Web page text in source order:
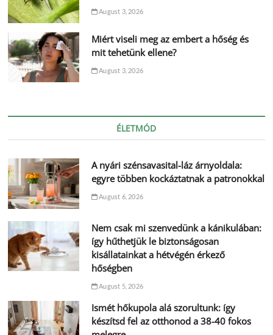
August 3, 2026
Miért viseli meg az embert a hőség és
mit tehetünk ellene?
August 3, 2026
ÉLETMÓD
A nyári szénsavasital-láz árnyoldala:
egyre többen kockáztatnak a patronokkal
August 6, 2026
Nem csak mi szenvedünk a kánikulában:
így hűthetjük le biztonságosan
kisállatainkat a hétvégén érkező
hőségben
August 5, 2026
Ismét hőkupola alá szorultunk: így
készítsd fel az otthonod a 38-40 fokos